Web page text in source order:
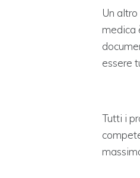
Un
medica
essere
Tutti i